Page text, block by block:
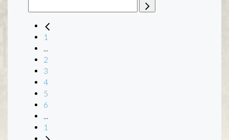
1
2
3
4
5
6
1